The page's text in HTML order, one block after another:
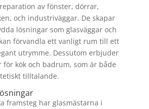
av fönster, dörrar,
och industriväggar. De skapar
lösningar som glasväggar och
förvandla ett vanligt rum till ett
utrymme. Dessutom erbjuder
för kök och badrum, som är både
tilltalande.
framsteg har glasmästarna i